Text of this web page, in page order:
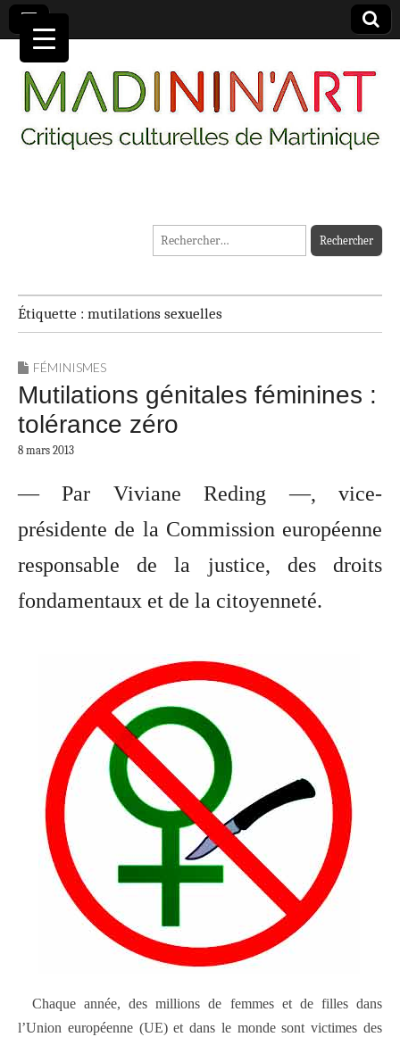
MADININ'ART
Rechercher :
Étiquette : mutilations sexuelles
FÉMINISMES
Mutilations génitales féminines :
tolérance zéro
8 mars 2013
— Par Viviane Reding —, vice-
présidente de la Commission européenne
responsable de la justice, des droits
fondamentaux et de la citoyenneté.
Chaque année, des millions de femmes et de filles dans
l’Union européenne (UE) et dans le monde sont victimes des